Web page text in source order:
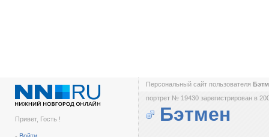
Привет, Гость !
Персональный сайт пользователя
портрет № 19430 зарегистрирован в
Бэтмен